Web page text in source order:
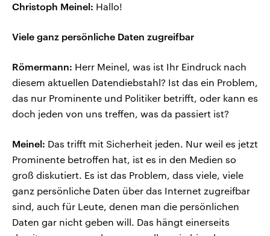
Christoph Meinel: Hallo!
Viele ganz persönliche Daten zugreifbar
Römermann: Herr Meinel, was ist Ihr Eindruck nach
diesem aktuellen Datendiebstahl? Ist das ein Problem,
das nur Prominente und Politiker betrifft, oder kann es
doch jeden von uns treffen, was da passiert ist?
Meinel: Das trifft mit Sicherheit jeden. Nur weil es jetzt
Prominente betroffen hat, ist es in den Medien so
groß diskutiert. Es ist das Problem, dass viele, viele
ganz persönliche Daten über das Internet zugreifbar
sind, auch für Leute, denen man die persönlichen
Daten gar nicht geben will. Das hängt einerseits